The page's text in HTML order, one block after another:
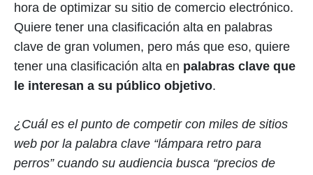
hora de optimizar su sitio de comercio electrónico.
Quiere tener una clasificación alta en palabras
clave de gran volumen, pero más que eso, quiere
tener una clasificación alta en palabras clave que
le interesan a su público objetivo.
¿Cuál es el punto de competir con miles de sitios
web por la palabra clave “lámpara retro para
perros” cuando su audiencia busca “precios de